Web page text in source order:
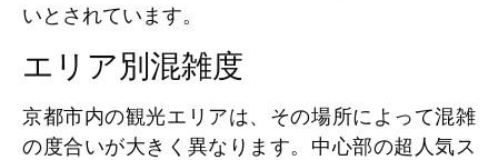
いとされています。
エリア別混雑度
京都市内の観光エリアは、その場所によって混雑
の度合いが大きく異なります。中心部の超人気ス